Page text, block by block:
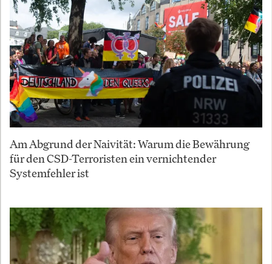
Am Abgrund der Naivität: Warum die Bewährung
für den CSD-Terroristen ein vernichtender
Systemfehler ist